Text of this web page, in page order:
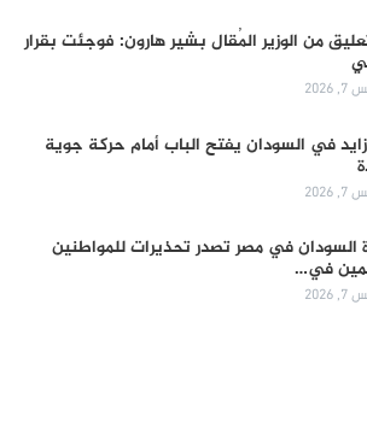
من الوزير المُقال بشير هارون: فوجئت بقرار
في السودان يفتح الباب أمام حركة جوية
السودان في مصر تصدر تحذيرات للمواطنين
في…